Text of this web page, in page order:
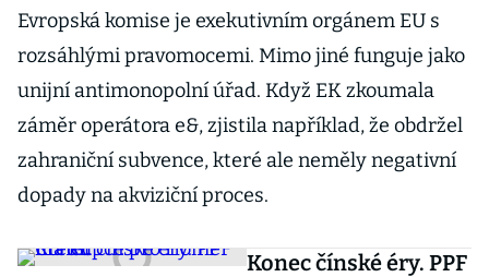
Evropská komise je exekutivním orgánem EU s
rozsáhlými pravomocemi. Mimo jiné funguje jako
unijní antimonopolní úřad. Když EK zkoumala
záměr operátora e&, zjistila například, že obdržel
zahraniční subvence, které ale neměly negativní
dopady na akviziční proces.
Konec čínské éry. PPF